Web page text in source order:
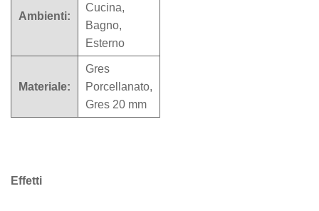
Ambienti:
Cucina,
Bagno,
Esterno
Materiale:
Gres
Porcellanato,
Gres 20 mm
Effetti